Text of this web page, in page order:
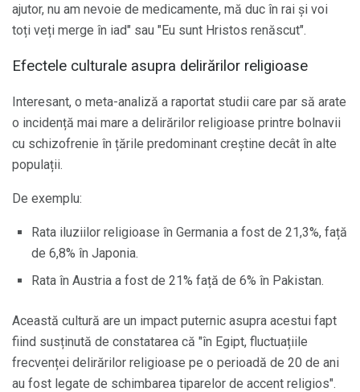
ajutor, nu am nevoie de medicamente, mă duc în rai și voi
toți veți merge în iad" sau "Eu sunt Hristos renăscut".
Efectele culturale asupra delirărilor religioase
Interesant, o meta-analiză a raportat studii care par să arate
o incidență mai mare a delirărilor religioase printre bolnavii
cu schizofrenie în țările predominant creștine decât în ​​alte
populații.
De exemplu:
Rata iluziilor religioase în Germania a fost de 21,3%, față
de 6,8% în Japonia.
Rata în Austria a fost de 21% față de 6% în Pakistan.
Această cultură are un impact puternic asupra acestui fapt
fiind susținută de constatarea că "în Egipt, fluctuațiile
frecvenței delirărilor religioase pe o perioadă de 20 de ani
au fost legate de schimbarea tiparelor de accent religios".